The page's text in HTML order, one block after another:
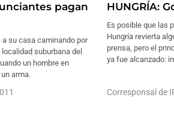
pagan
a su casa caminando por
suburbana del
un hombre en
arma.
HUNGRÍA:
Es posible que las
Hungría revierta
prensa, pero el
ya fue alcanzado:
Corresponsal de